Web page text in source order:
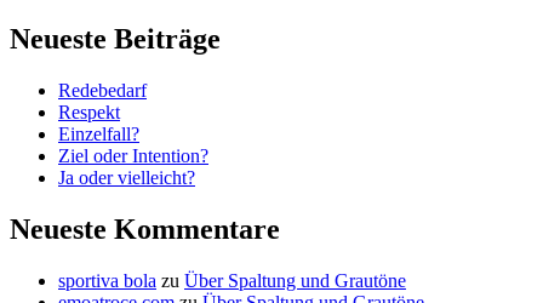
Neueste Beiträge
Redebedarf
Respekt
Einzelfall?
Ziel oder Intention?
Ja oder vielleicht?
Neueste Kommentare
sportiva bola zu Über Spaltung und Grautöne